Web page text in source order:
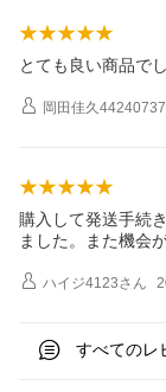
とても良い商品で
岡田佳久44240737
購入して発送手続
ました。また機会
ハイジ4123さん
すべてのレ